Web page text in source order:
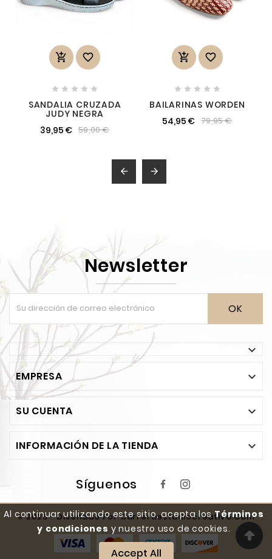
Al continuar utilizando este sitio, acepta losTérminos
y condiciones y nuestro uso de cookies.
Accept All
 
    
SANDALIA CRUZADA
JUDY NEGRA
39,95 € 59,00 €
 
    
BAILARINAS WORDEN
54,95 € 79,95 €
 
Newsletter
OK

EMPRESA 
SU CUENTA 
INFORMACIÓN DE LA TIENDA 
Síguenos
© 2025 - Diseñado Por Carreraestudiocreativo.com